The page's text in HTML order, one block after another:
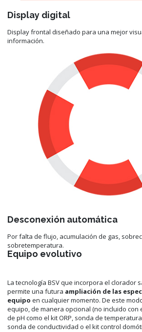
Display digital
Display frontal diseñado para una mejor
información.
Desconexión automática
Por falta de flujo, acumulación de gas,
sobretemperatura.
Equipo evolutivo
La tecnología BSV que incorpora el clorador
permite una futura ampliación de las
equipo en cualquier momento. De este
equipo, de manera opcional (no incluido con
de pH como el kit ORP, sonda de
sonda de conductividad o el kit control